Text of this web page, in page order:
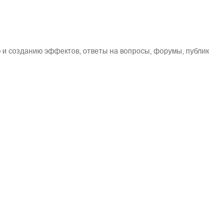
созданию эффектов, ответы на вопросы, форумы,